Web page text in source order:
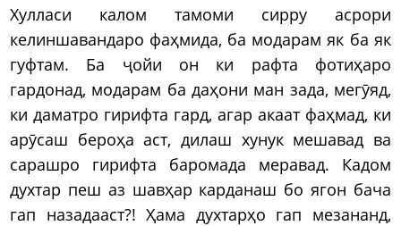
Хулласи калом тамоми сирру асрори
келиншавандаро фаҳмида, ба модарам як ба як
гуфтам. Ба ҷойи он ки рафта фотиҳаро
гардонад, модарам ба даҳони ман зада, мегӯяд,
ки даматро гирифта гард, агар акаат фаҳмад, ки
арӯсаш бероҳа аст, дилаш хунук мешавад ва
сарашро гирифта баромада меравад. Кадом
духтар пеш аз шавҳар карданаш бо ягон бача
гап назадааст?! Ҳама духтарҳо гап мезананд,